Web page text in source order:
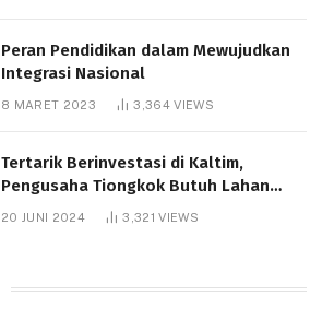
Peran Pendidikan dalam Mewujudkan
Integrasi Nasional
8 MARET 2023 3,364VIEWS
Tertarik Berinvestasi di Kaltim,
Pengusaha Tiongkok Butuh Lahan
20 JUNI 2024 3,321VIEWS